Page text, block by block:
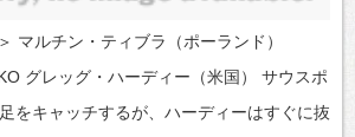
マルチン・ティブラ（ポーランド）
グレッグ・ハーディー（米国） サウスポ
をキャッチするが、ハーディーはすぐに抜